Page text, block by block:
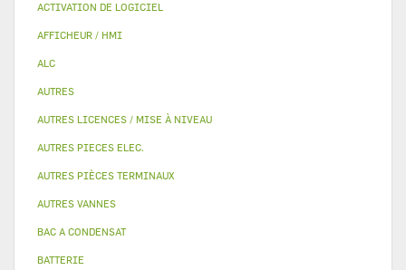
ACTIVATION DE LOGICIEL
AFFICHEUR / HMI
ALC
AUTRES
AUTRES LICENCES / MISE À NIVEAU
AUTRES PIECES ELEC.
AUTRES PIÈCES TERMINAUX
AUTRES VANNES
BAC A CONDENSAT
BATTERIE